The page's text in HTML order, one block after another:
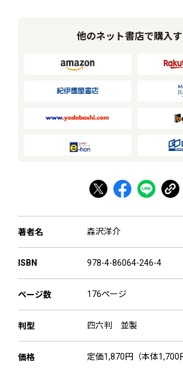
他のネット書店で購入
著者名 森沢洋介
ISBN 978-4-86064-246-4
ページ数 176ページ
判型 四六判 並製
価格 定価1,870円（本体1,700